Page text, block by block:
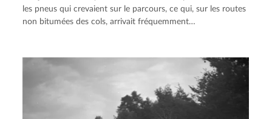
les pneus qui crevaient sur le parcours, ce qui, sur les routes
non bitumées des cols, arrivait fréquemment…